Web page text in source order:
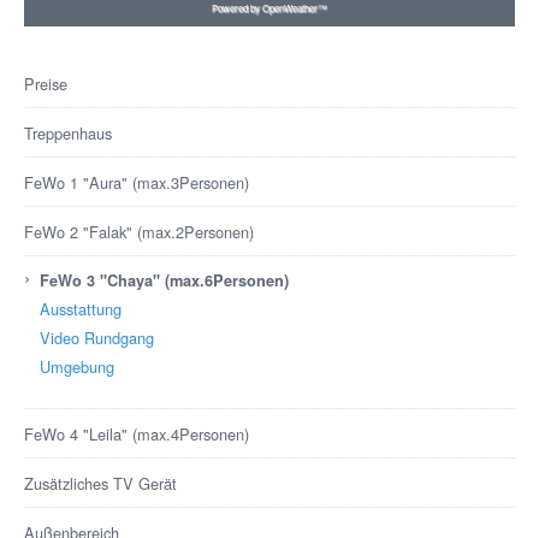
Powered by OpenWeather™
Preise
Treppenhaus
FeWo 1 "Aura" (max.3Personen)
FeWo 2 "Falak" (max.2Personen)
› FeWo 3 "Chaya" (max.6Personen)
Ausstattung
Video Rundgang
Umgebung
FeWo 4 "Leila" (max.4Personen)
Zusätzliches TV Gerät
Außenbereich